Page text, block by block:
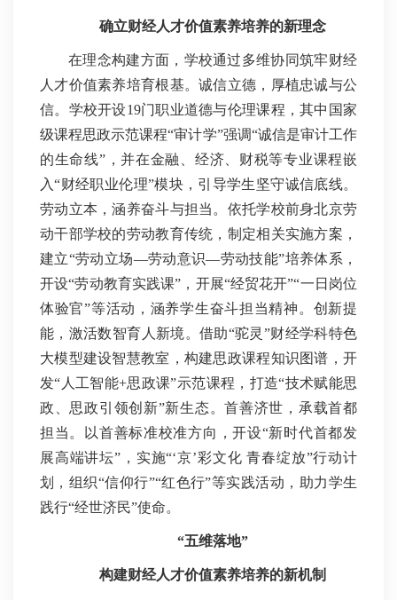
确立财经人才价值素养培养的新理念
在理念构建方面，学校通过多维协同筑牢财经
人才价值素养培育根基。诚信立德，厚植忠诚与公
信。学校开设19门职业道德与伦理课程，其中国家
级课程思政示范课程“审计学”强调“诚信是审计工作
的生命线”，并在金融、经济、财税等专业课程嵌
入“财经职业伦理”模块，引导学生坚守诚信底线。
劳动立本，涵养奋斗与担当。依托学校前身北京劳
动干部学校的劳动教育传统，制定相关实施方案，
建立“劳动立场—劳动意识—劳动技能”培养体系，
开设“劳动教育实践课”，开展“经贸花开”“一日岗位
体验官”等活动，涵养学生奋斗担当精神。创新提
能，激活数智育人新境。借助“驼灵”财经学科特色
大模型建设智慧教室，构建思政课程知识图谱，开
发“人工智能+思政课”示范课程，打造“技术赋能思
政、思政引领创新”新生态。首善济世，承载首都
担当。以首善标准校准方向，开设“新时代首都发
展高端讲坛”，实施“‘京’彩文化 青春绽放”行动计
划，组织“信仰行”“红色行”等实践活动，助力学生
践行“经世济民”使命。
“五维落地”
构建财经人才价值素养培养的新机制